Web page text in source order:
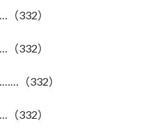
332）
332）
（332）
332）